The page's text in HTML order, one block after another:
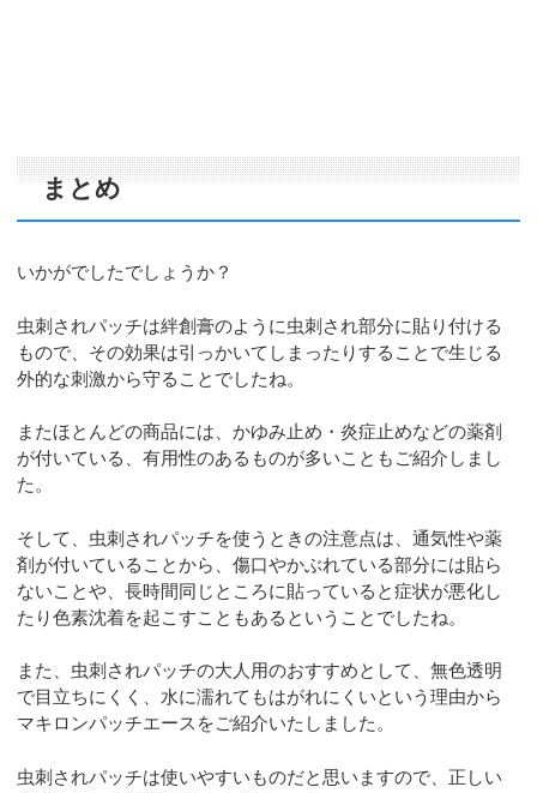
まとめ
いかがでしたでしょうか？
虫刺されパッチは絆創膏のように虫刺され部分に貼り付ける
もので、その効果は引っかいてしまったりすることで生じる
外的な刺激から守ることでしたね。
またほとんどの商品には、かゆみ止め・炎症止めなどの薬剤
が付いている、有用性のあるものが多いこともご紹介しまし
た。
そして、虫刺されパッチを使うときの注意点は、通気性や薬
剤が付いていることから、傷口やかぶれている部分には貼ら
ないことや、長時間同じところに貼っていると症状が悪化し
たり色素沈着を起こすこともあるということでしたね。
また、虫刺されパッチの大人用のおすすめとして、無色透明
で目立ちにくく、水に濡れてもはがれにくいという理由から
マキロンパッチエースをご紹介いたしました。
虫刺されパッチは使いやすいものだと思いますので、正しい